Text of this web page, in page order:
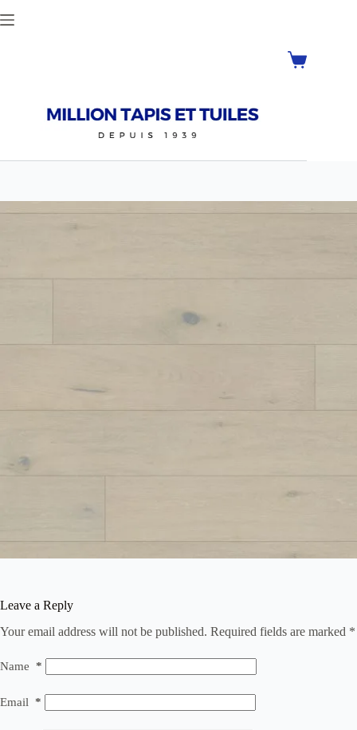
Leave a Reply
Your email address will not be published. Required fields are marked *
Name *
Email *